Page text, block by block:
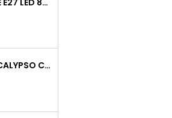
AMPOULE E27 LED 8W RAPID PRO V2 4000K 810LM
HUBLOT CALYPSO CCT 9-18W 2000LM ON/OFF IK10 BLANC